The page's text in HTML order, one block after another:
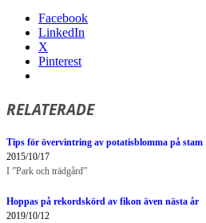
Facebook
LinkedIn
X
Pinterest
RELATERADE
Tips för övervintring av potatisblomma på stam
2015/10/17
I ”Park och trädgård”
Hoppas på rekordskörd av fikon även nästa år
2019/10/12